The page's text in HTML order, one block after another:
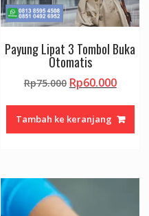
Payung Lipat 3 Tombol Buka
Otomatis
Rp75.000 Harga
adalah:
Rp75.000.
Rp60.000Harga
ini
Tambah ke keranjang